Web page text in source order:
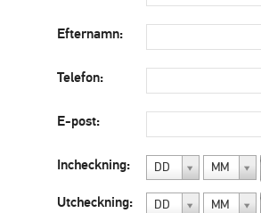
Efternamn:
Telefon:
E-post:
Incheckning: DD MM
Utcheckning: DD MM